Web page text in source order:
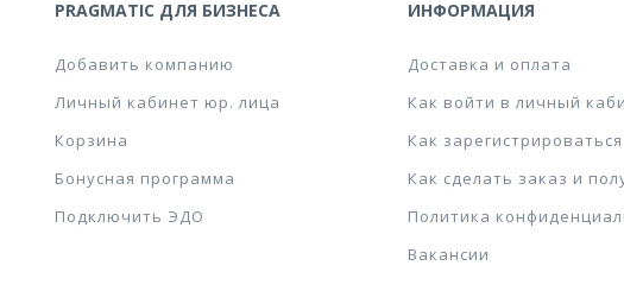
PRAGMATIC ДЛЯ БИЗНЕСА
Добавить компанию
Личный кабинет юр. лица
Корзина
Бонусная программа
Подключить ЭДО
ИНФОРМАЦИЯ
Доставка и оплата
Как войти в личный
Как зарегистрироваться
Как сделать заказ и
Политика
Вакансии